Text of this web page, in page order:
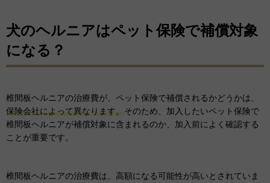
犬のヘルニアはペット保険で補償対象
になる？
椎間板ヘルニアの治療費が、ペット保険で補償されるかどうかは、
保険会社によって異なります。そのため、加入したいペット保険で
椎間板ヘルニアが補償対象に含まれるのか、加入前によく確認する
ことが重要です。
椎間板ヘルニアの治療費は、高額になる可能性が高いとされていま